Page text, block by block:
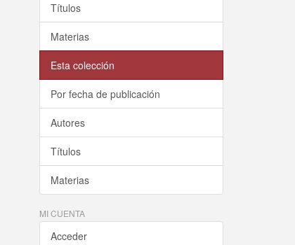
Títulos
Materias
Esta colección
Por fecha de publicación
Autores
Títulos
Materias
MI CUENTA
Acceder